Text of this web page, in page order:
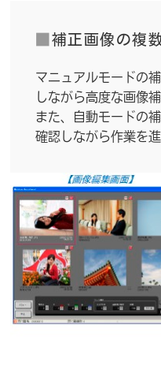
■補正画像の複
マニュアルモードの
しながら高度な画像
また、自動モードの
確認しながら作業を